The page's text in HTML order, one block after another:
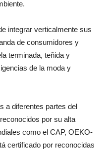
integrar verticalmente sus
de consumidores y
terminada, teñida y
de la moda y
a diferentes partes del
por su alta
como el CAP, OEKO-
certificado por reconocidas